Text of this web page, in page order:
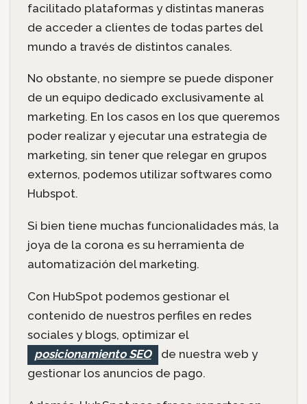
facilitado plataformas y distintas maneras
de acceder a clientes de todas partes del
mundo a través de distintos canales.
No obstante, no siempre se puede disponer
de un equipo dedicado exclusivamente al
marketing. En los casos en los que queremos
poder realizar y ejecutar una estrategia de
marketing, sin tener que relegar en grupos
externos, podemos utilizar softwares como
Hubspot.
Si bien tiene muchas funcionalidades más, la
joya de la corona es su herramienta de
automatización del marketing.
Con HubSpot podemos gestionar el
contenido de nuestros perfiles en redes
sociales y blogs, optimizar el
posicionamiento SEO
de nuestra web y
gestionar los anuncios de pago.